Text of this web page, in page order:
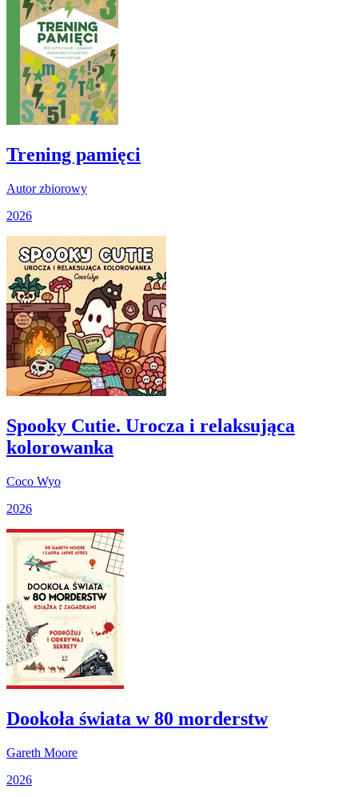
Trening pamięci
Autor zbiorowy
2026
Spooky Cutie. Urocza i relaksująca
kolorowanka
Coco Wyo
2026
Dookoła świata w 80 morderstw
Gareth Moore
2026